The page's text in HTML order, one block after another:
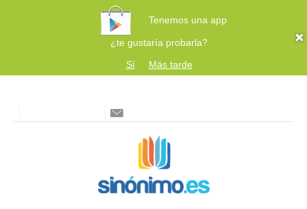
Tenemos una app
¿te gustaría probarla?
Sí
Más tarde